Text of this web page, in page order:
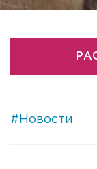
#Новости